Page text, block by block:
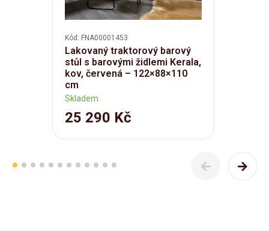
Kód: FNA00001453
Lakovaný traktorový barový
stůl s barovými židlemi Kerala,
kov, červená – 122×88×110
cm
Skladem
25 290 Kč